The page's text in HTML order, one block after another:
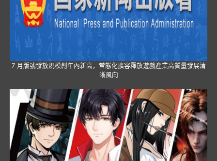
7 月版號發放規模創年內新高，常態化擴容釋放遊戲產業高質量發展清
晰風向